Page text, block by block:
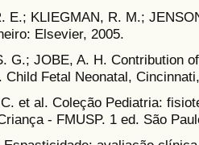
E.; KLIEGMAN, R. M.;
Elsevier, 2005.
G.; JOBE, A. H. Contribution
Child Fetal Neonatal,
et al. Coleção Pediatria:
- FMUSP. 1 ed. São